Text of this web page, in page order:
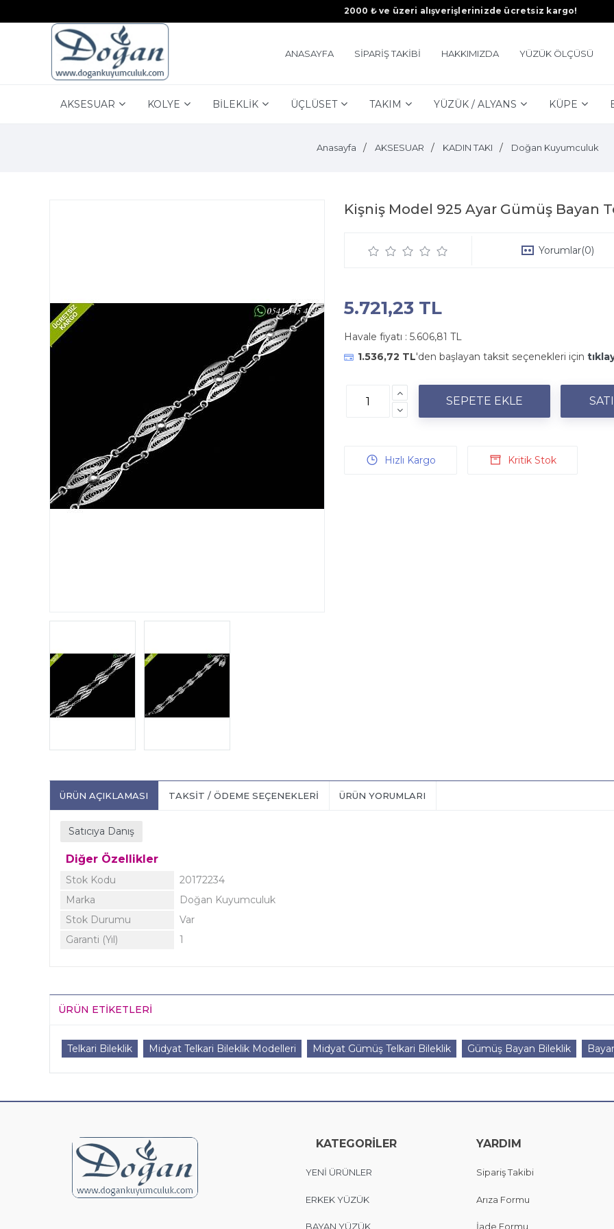
2000 ₺ ve üzeri alışverişlerinizde ücretsiz kargo!
ANASAYFA SİPARİŞ TAKİBİ HAKKIMIZDA YÜZÜK ÖLÇÜSÜ
AKSESUAR KOLYE BİLEKLİK ÜÇLÜSET TAKIM YÜZÜK / ALYANS KÜPE
Anasayfa AKSESUAR KADIN TAKI Doğan Kuyumculuk
Kişniş Model 925 Ayar Gümüş Bayan
Yorumlar(0)
5.721,23 TL
Havale fiyatı : 5.606,81 TL
1.536,72 TL'den başlayan taksit seçenekleri için
ÜRÜN AÇIKLAMASI TAKSIT / ÖDEME SEÇENEKLERI ÜRÜN YORUMLARI
Satıcıya Danış
Diğer Özellikler
Stok Kodu
20172234
Marka
Doğan Kuyumculuk
Stok Durumu
Var
Garanti (Yıl)
1
ÜRÜN ETIKETLERI
Telkari Bileklik Midyat Telkari Bileklik Modelleri Midyat Gümüş Telkari Bileklik Gümüş Bayan Bileklik
KATEGORİLER
YENİ ÜRÜNLER
ERKEK YÜZÜK
BAYAN YÜZÜK
YARDIM
Sipariş Takibi
Arıza Formu
İade Formu